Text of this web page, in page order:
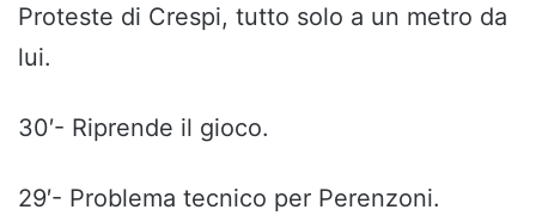
Proteste di Crespi, tutto solo a un metro da
lui.
30′- Riprende il gioco.
29′- Problema tecnico per Perenzoni.